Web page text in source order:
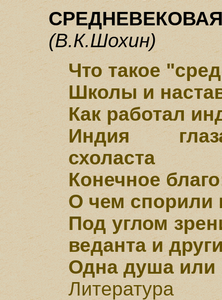
(В.К.Шохин)
Что такое
Школы и
Как работал
Индия
схоласта
Конечное
О чем спорили
Под углом
веданта и
Одна душа или
Литература